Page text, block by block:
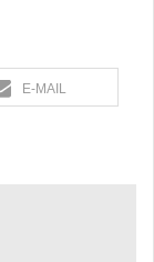
E-MAIL